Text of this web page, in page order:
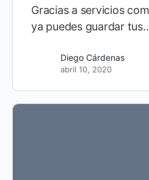
Gracias a servicios
ya puedes guardar
Diego Cárdenas
abril 10, 2020